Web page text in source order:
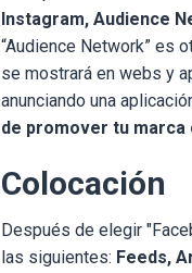
Instagram, Audience
“Audience Network” es
se mostrará en webs y
anunciando una
de promover tu
Colocación
Después de elegir
las siguientes: Feeds,